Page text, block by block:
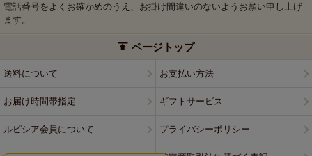
電話番号をよくお確かめのうえ、お掛け間違いのないようお願い申し上げ
ます。
ページトップ
送料について お支払い方法
お届け時間帯指定 ギフトサービス
ルピシア会員について プライバシーポリシー